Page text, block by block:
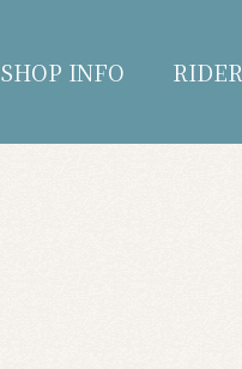
SHOP INFO RIDER